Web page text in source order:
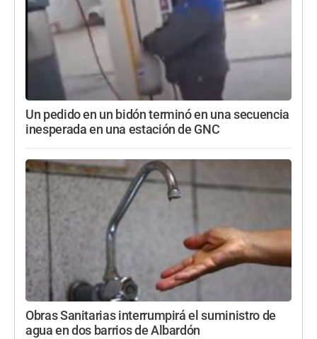
Un pedido en un bidón terminó en una secuencia
inesperada en una estación de GNC
Obras Sanitarias interrumpirá el suministro de
agua en dos barrios de Albardón